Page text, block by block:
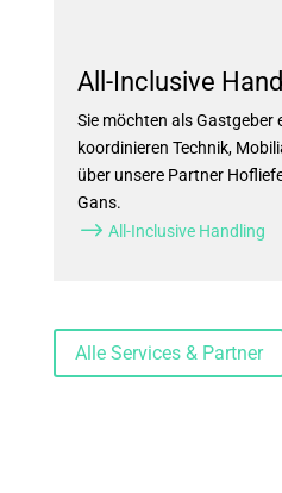
All-Inclusive
Sie möchten als Gastgeber
koordinieren Technik,
über unsere Partner
Gans.
$ All-Inclusive Handling
Alle Services & Partner